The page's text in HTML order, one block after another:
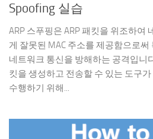
Spoofing 실습
ARP 스푸핑은 ARP 패킷을 위조하여
게 잘못된 MAC 주소를 제공함으로
네트워크 통신을 방해하는 공격입니
킷을 생성하고 전송할 수 있는 도구
수행하기 위해...